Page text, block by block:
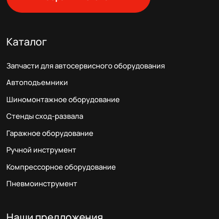
Каталог
Запчасти для автосервисного оборудования
Автоподъемники
Шиномонтажное оборудование
Стенды сход-развала
Гаражное оборудование
Ручной инструмент
Компрессорное оборудование
Пневмоинструмент